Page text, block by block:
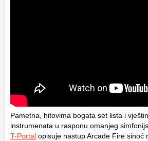
Pametna, hitovima bogata set lista i
instrumenata u rasponu omanjeg
T-Portal opisuje nastup Arcade Fire sinoć